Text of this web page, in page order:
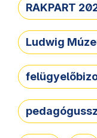
RAKPART
Ludwig